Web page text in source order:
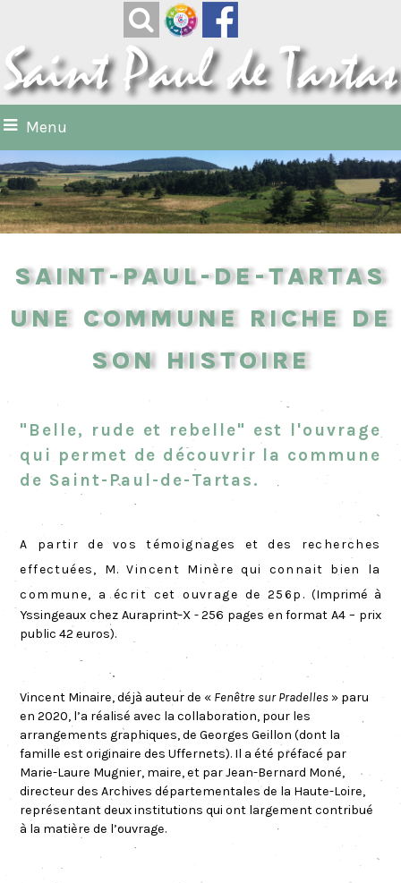
Menu
Saint-Paul-de-Tartas
une commune riche de
son histoire
"Belle, rude et rebelle" est l'ouvrage
qui permet de découvrir la commune
de Saint-Paul-de-Tartas.
A partir de vos témoignages et des recherches
effectuées, M. Vincent Minère qui connait bien la
commune, a écrit cet ouvrage de 256p. (Imprimé à
Yssingeaux chez Auraprint-X - 256 pages en format A4 – prix
public 42 euros).
Vincent Minaire, déjà auteur de « Fenêtre sur Pradelles » paru
en 2020, l’a réalisé avec la collaboration, pour les
arrangements graphiques, de Georges Geillon (dont la
famille est originaire des Uffernets). Il a été préfacé par
Marie-Laure Mugnier, maire, et par Jean-Bernard Moné,
directeur des Archives départementales de la Haute-Loire,
représentant deux institutions qui ont largement contribué
à la matière de l’ouvrage.